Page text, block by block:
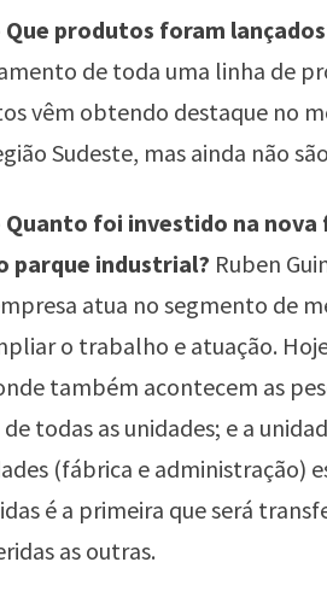
produtos foram
de toda uma linha de
vêm obtendo destaque no
Sudeste, mas ainda não
Quanto foi investido na nova
parque industrial? Ruben
atua no segmento de
o trabalho e atuação.
também acontecem as
de todas as unidades; e a
(fábrica e administração)
é a primeira que será
as outras.